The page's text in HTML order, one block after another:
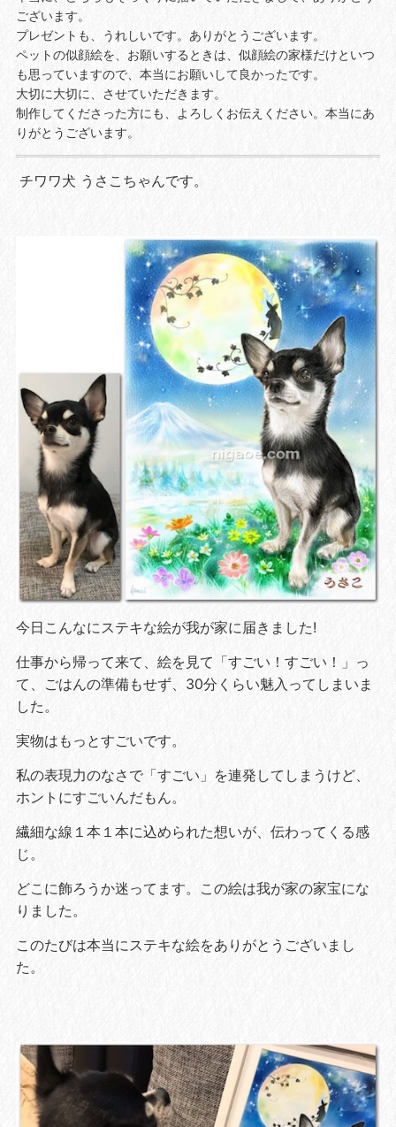
ございます。
プレゼントも、うれしいです。ありがとうございます。
ペットの似顔絵を、お願いするときは、似顔絵の家様だけといつ
も思っていますので、本当にお願いして良かったです。
大切に大切に、させていただきます。
制作してくださった方にも、よろしくお伝えください。本当にあ
りがとうございます。
チワワ犬 うさこちゃんです。
今日こんなにステキな絵が我が家に届きました!
仕事から帰って来て、絵を見て「すごい！すごい！」っ
て、ごはんの準備もせず、30分くらい魅入ってしまいま
した。
実物はもっとすごいです。
私の表現力のなさで「すごい」を連発してしまうけど、
ホントにすごいんだもん。
繊細な線１本１本に込められた想いが、伝わってくる感
じ。
どこに飾ろうか迷ってます。この絵は我が家の家宝にな
りました。
このたびは本当にステキな絵をありがとうございまし
た。